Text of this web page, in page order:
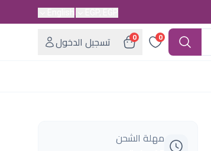
0
0
تسجيل الدخول
مهلة الشحن